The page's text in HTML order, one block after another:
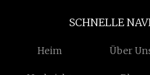
SCHNELLE
Heim Über